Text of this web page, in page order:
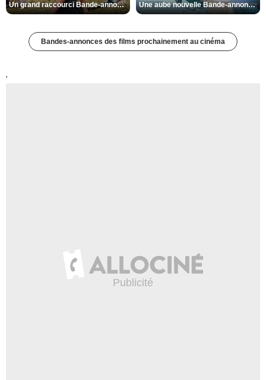
Un grand raccourci Bande-annonce VF Une aube nouvelle Bande-annonce VO STFR
Bandes-annonces des films prochainement au cinéma
'